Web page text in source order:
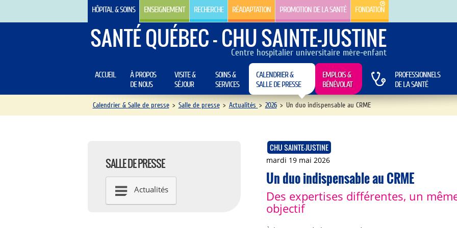
HÔPITAL & SOINS ENSEIGNEMENT RECHERCHE RÉADAPTATION PROMOTION DE LA SANTÉ FONDATION
SANTÉ QUÉBEC - CHU SAINTE-JUSTINE
Centre hospitalier universitaire mère-enfant
ACCUEIL
À PROPOS
DE NOUS
VISITE &
SÉJOUR
SOINS &
SERVICES
CALENDRIER &
SALLE DE PRESSE
EMPLOIS &
BÉNÉVOLAT
PROFESSIONNELS
DE LA SANTÉ
Calendrier & Salle de presse > Salle de presse > Actualités > 2026 > Un duo indispensable au CRME
SALLE DE PRESSE
Actualités
CHU SAINTE-JUSTINE
mardi 19 mai 2026
Un duo indispensable au CRME
Des expertises différentes, un
objectif